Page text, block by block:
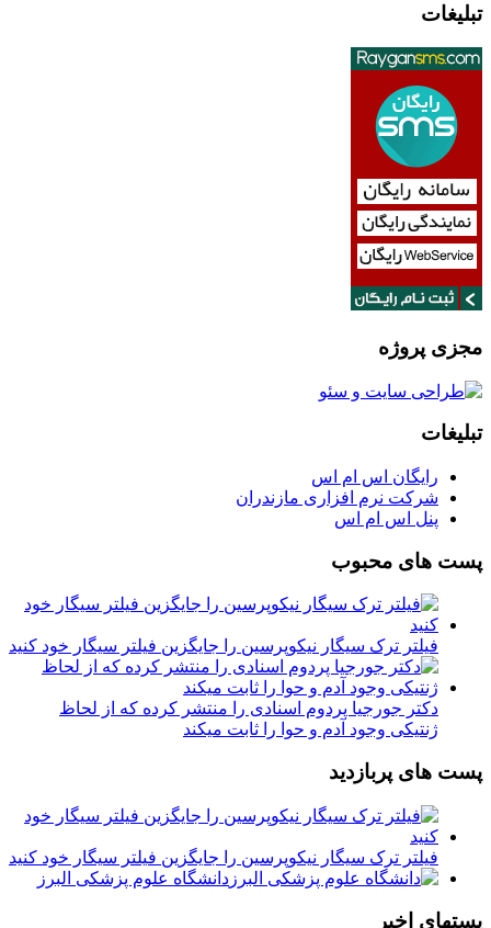
تبلیغات
مجزی پروژه
تبلیغات
رایگان اس ام اس
شرکت نرم افزاری مازندران
پنل اس ام اس
پست های محبوب
فیلتر ترک سیگار نیکوپرسین را جایگزین فیلتر سیگار خود کنید
دکتر جورجیا پردوم اسنادی را منتشر کرده که از لحاظ
ژنتیکی وجود آدم و حوا را ثابت میکند
پست های پربازدید
فیلتر ترک سیگار نیکوپرسین را جایگزین فیلتر سیگار خود کنید
دانشگاه علوم پزشکی البرز
پستهای اخیر